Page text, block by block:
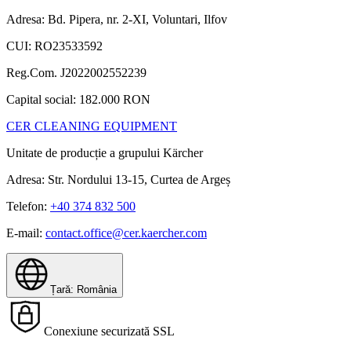
Adresa: Bd. Pipera, nr. 2-XI, Voluntari, Ilfov
CUI: RO23533592
Reg.Com. J2022002552239
Capital social: 182.000 RON
CER CLEANING EQUIPMENT
Unitate de producție a grupului Kärcher
Adresa: Str. Nordului 13-15, Curtea de Argeș
Telefon: +40 374 832 500
E-mail: contact.office@cer.kaercher.com
Țară: România
Conexiune securizată SSL